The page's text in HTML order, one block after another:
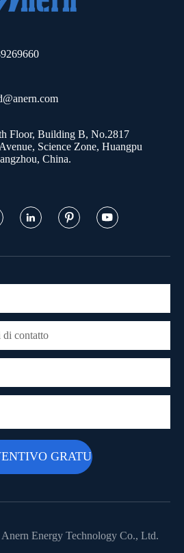
Floor, Building B, No.2817
Science Zone, Huangpu
China.
  
Energy Technology Co., Ltd.